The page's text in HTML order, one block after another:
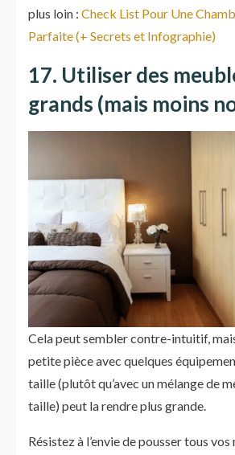
plus loin : Check List Pour Une
Parfaite (+ Secrets et Infographie)
17. Utiliser des
grands (mais moins
Cela peut sembler contre-intuitif,
petite pièce avec quelques
taille (plutôt qu’avec un mélange de
taille) peut la rendre plus grande.
Résistez à l’envie de pousser tous